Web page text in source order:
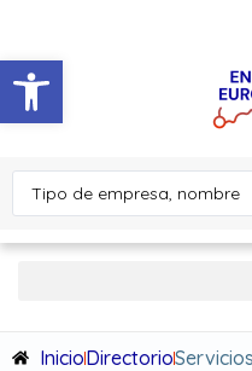
Abrir barra de herramientas
InicioDirectorio